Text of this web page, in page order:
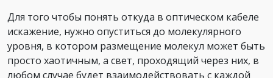
Для того чтобы понять откуда в оптическом кабеле
искажение, нужно опуститься до молекулярного
уровня, в котором размещение молекул может быть
просто хаотичным, а свет, проходящий через них, в
любом случае будет взаимодействовать с каждой